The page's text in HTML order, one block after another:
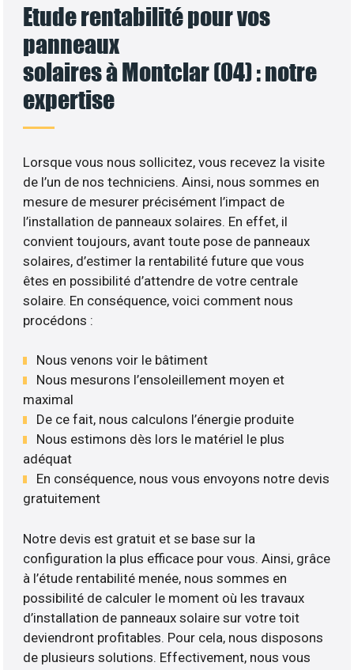
Etude rentabilité pour vos
panneaux
solaires à Montclar (04) : notre
expertise
Lorsque vous nous sollicitez, vous recevez la visite
de l’un de nos techniciens. Ainsi, nous sommes en
mesure de mesurer précisément l’impact de
l’installation de panneaux solaires. En effet, il
convient toujours, avant toute pose de panneaux
solaires, d’estimer la rentabilité future que vous
êtes en possibilité d’attendre de votre centrale
solaire. En conséquence, voici comment nous
procédons :
Nous venons voir le bâtiment
Nous mesurons l’ensoleillement moyen et
maximal
De ce fait, nous calculons l’énergie produite
Nous estimons dès lors le matériel le plus
adéquat
En conséquence, nous vous envoyons notre devis
gratuitement
Notre devis est gratuit et se base sur la
configuration la plus efficace pour vous. Ainsi, grâce
à l’étude rentabilité menée, nous sommes en
possibilité de calculer le moment où les travaux
d’installation de panneaux solaire sur votre toit
deviendront profitables. Pour cela, nous disposons
de plusieurs solutions. Effectivement, nous vous